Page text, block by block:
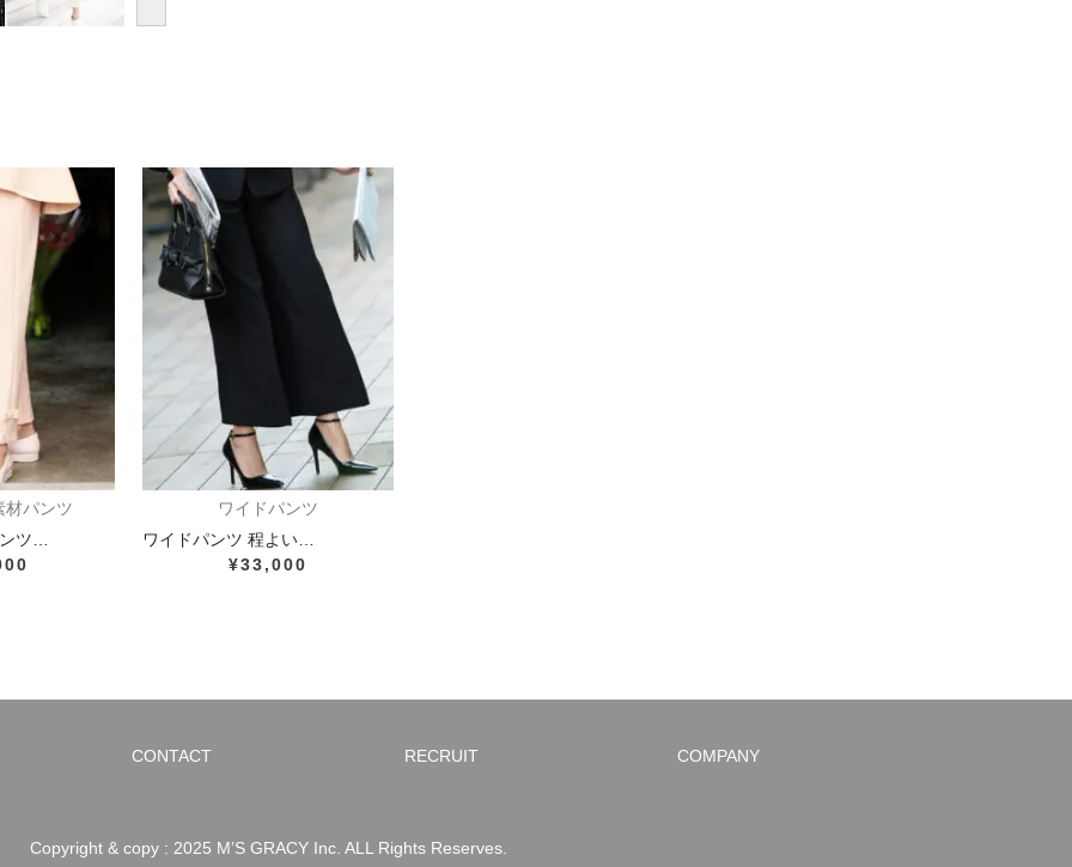
材パンツ
ツ…
ワイドパンツ
ワイドパンツ 程よい…
¥33,000
CONTACT RECRUIT COMPANY
Copyright & copy : 2025 M’S GRACY Inc. ALL Rights Reserves.